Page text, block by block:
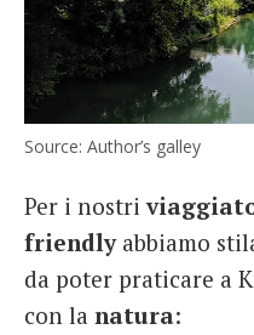
Source: Author’s galley
Per i nostri
friendlyabbiamo
da poter praticare a
con la natura: